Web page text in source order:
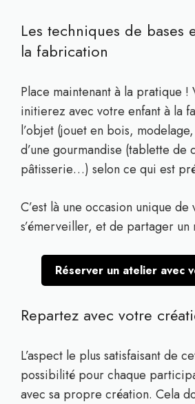
Les techniques de bases
la fabrication
Place maintenant à la pratique !
initierez avec votre enfant à la
l’objet (jouet en bois,
d’une gourmandise (tablette de
pâtisserie…) selon ce qui est
C’est là une occasion unique
s’émerveiller, et de partager un
Réserver un atelier avec
Repartez avec votre
L’aspect le plus satisfaisant de
possibilité pour chaque
avec sa propre création. Cela